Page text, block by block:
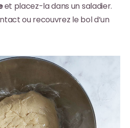
et placez-la dans un saladier.
ou recouvrez le bol d’un